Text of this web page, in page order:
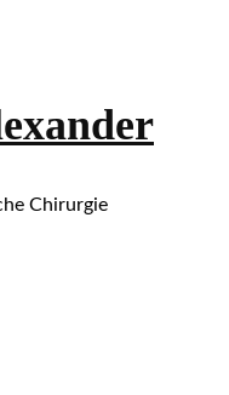
Chirurgie